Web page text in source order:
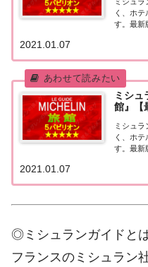
く、ホ
す。最新
をまと
ングなど
の...
2021.01.07
ミシュ
館』【
ミシュ
く、ホ
す。最新
とめて
に上位を
2021.01.07
◎ミシュランガイドと
フランスのミシュラン